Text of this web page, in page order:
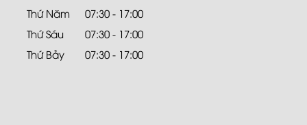
Thứ Năm
07:30 - 17:00
Thứ Sáu
07:30 - 17:00
Thứ Bảy
07:30 - 17:00